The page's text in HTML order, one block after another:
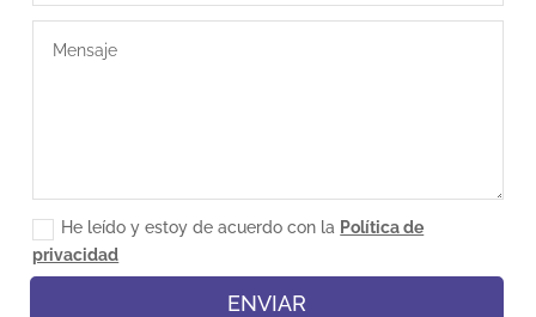
He leído y estoy de acuerdo con la Política de
privacidad
ENVIAR